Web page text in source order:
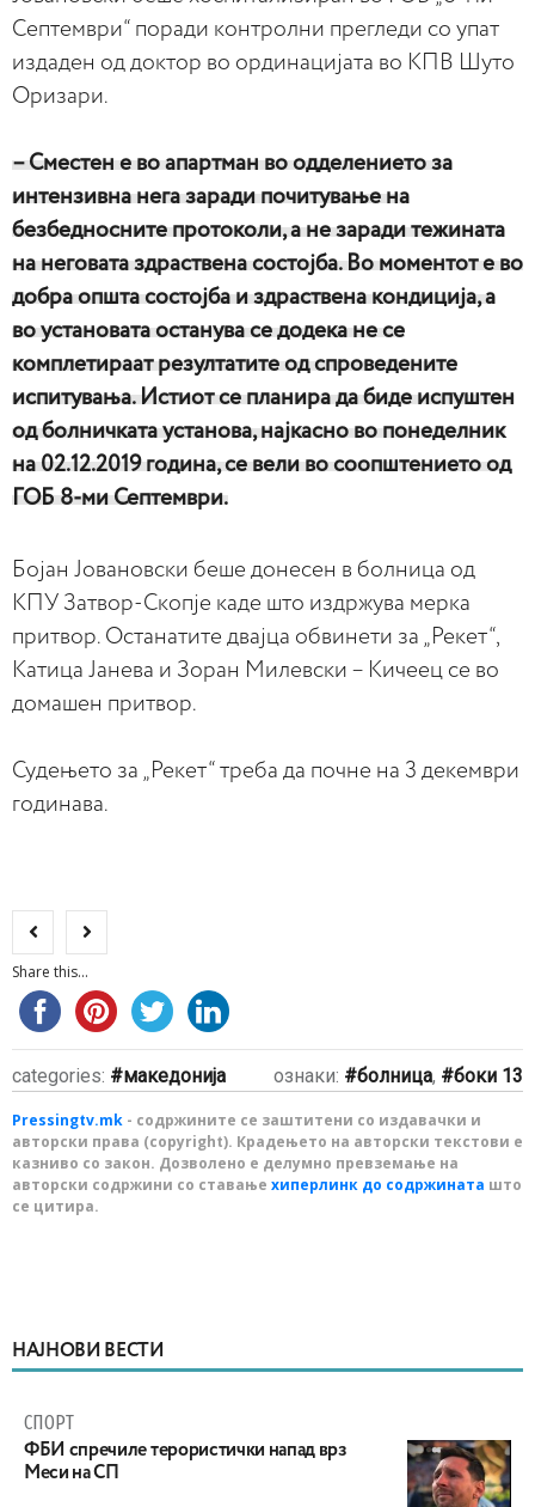
Септември“ поради контролни прегледи со упат
издаден од доктор во ординацијата во КПВ Шуто
Оризари.
– Сместен е во апартман во одделението за
интензивна нега заради почитување на
безбедносните протоколи, а не заради тежината
на неговата здраствена состојба. Во моментот е во
добра општа состојба и здраствена кондиција, а
во установата останува се додека не се
комплетираат резултатите од спроведените
испитувања. Истиот се планира да биде испуштен
од болничката установа, најкасно во понеделник
на 02.12.2019 година, се вели во соопштението од
ГОБ 8-ми Септември.
Бојан Јовановски беше донесен в болница од
КПУ Затвор-Скопје каде што издржува мерка
притвор. Останатите двајца обвинети за „Рекет“,
Катица Јанева и Зоран Милевски – Кичеец се во
домашен притвор.
Судењето за „Рекет“ треба да почне на 3 декември
годинава.
Share this...
categories: македонија ознаки: болница, боки 13
Pressingtv.mk - содржините се заштитени со издавачки и
авторски права (copyright). Крадењето на авторски текстови е
казниво со закон. Дозволено е делумно превземање на
авторски содржини со ставање хиперлинк до содржината што
се цитира.
НАЈНОВИ ВЕСТИ
СПОРТ
ФБИ спречиле терористички напад врз
Меси на СП